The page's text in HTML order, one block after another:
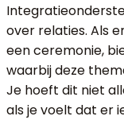
over relaties. Als
een ceremonie,
waarbij deze
Je hoeft dit niet
als je voelt dat er